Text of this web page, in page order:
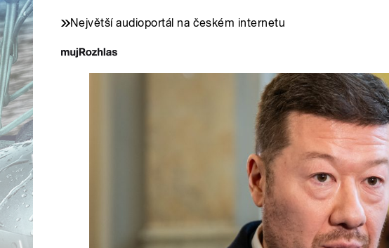
Největší audioportál na českém internetu